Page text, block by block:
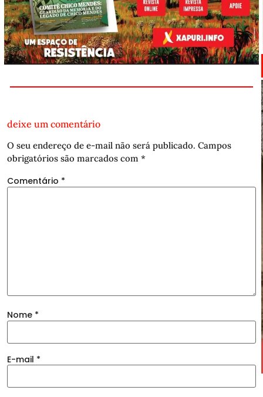
deixe um comentário
O seu endereço de e-mail não será publicado. Campos
obrigatórios são marcados com *
Comentário *
Nome *
E-mail *